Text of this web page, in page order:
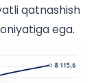
qatnashish
ega.